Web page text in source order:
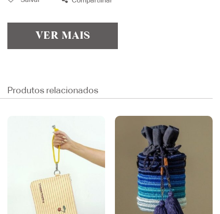
VER MAIS
Produtos relacionados